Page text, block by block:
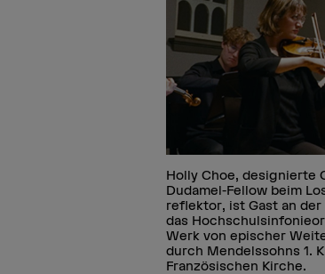
Holly Choe, designierte
Dudamel-Fellow beim
reflektor, ist Gast an
das
Werk von epischer
durch Mendelssohns 1.
Französischen Kirche.